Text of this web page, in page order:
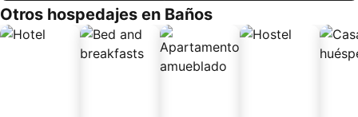
Otros hospedajes en Baños